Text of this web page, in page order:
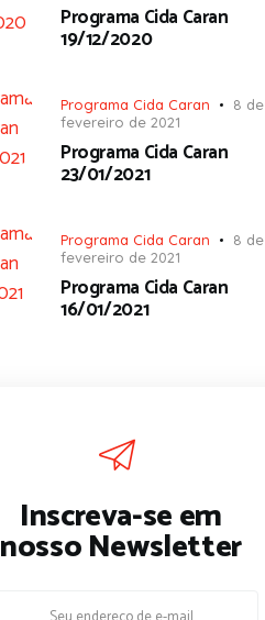
Programa Cida Caran
19/12/2020
Programa Cida Caran
8 de
fevereiro de 2021
Programa Cida Caran
23/01/2021
Programa Cida Caran
8 de
fevereiro de 2021
Programa Cida Caran
16/01/2021
Inscreva-se em
nosso Newsletter